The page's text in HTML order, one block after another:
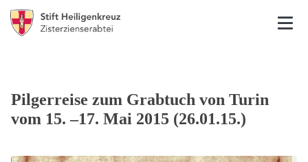
Pilgerreise zum Grabtuch von Turin
vom 15. –17. Mai 2015 (26.01.15.)